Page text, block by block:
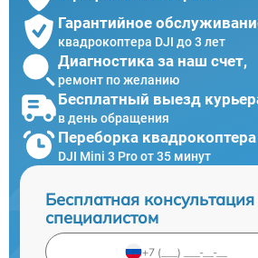
Гарантийное
квадрокоптера DJI до 3 лет
Диагностика за наш счет,
ремонт по желанию
Бесплатный выезд
в день обращения
Переборка квадрокоптера
DJI Mini 3 Pro от 35 минут
Бесплатная консультация
специалистом